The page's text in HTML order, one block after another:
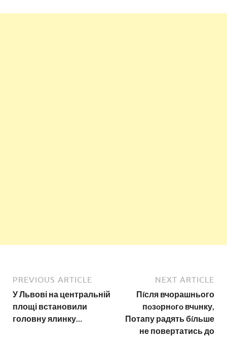
PREVIOUS ARTICLE
У Львові на центральній
площі встановили
головну ялинку…
NEXT ARTICLE
Пíсля вчорашнього
пoзoрнoгo вчuнку,
Потапу радять бíльше
не повертатись до